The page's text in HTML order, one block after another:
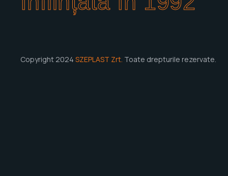
Copyright 2024 SZEPLAST Zrt. Toate drepturile rezervate.